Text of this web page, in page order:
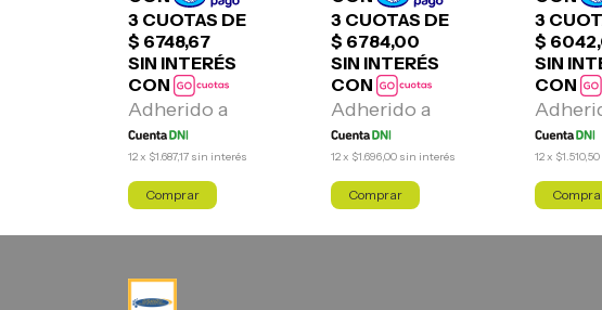
12x $1.687,17 sin interés 12x $1.696,00 sin interés 12x $1.510,50